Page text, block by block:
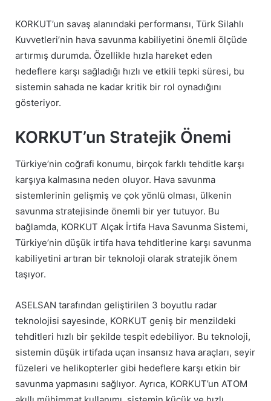
KORKUT’un savaş alanındaki performansı, Türk Silahlı
Kuvvetleri’nin hava savunma kabiliyetini önemli ölçüde
artırmış durumda. Özellikle hızla hareket eden
hedeflere karşı sağladığı hızlı ve etkili tepki süresi, bu
sistemin sahada ne kadar kritik bir rol oynadığını
gösteriyor.
KORKUT’un Stratejik Önemi
Türkiye’nin coğrafi konumu, birçok farklı tehditle karşı
karşıya kalmasına neden oluyor. Hava savunma
sistemlerinin gelişmiş ve çok yönlü olması, ülkenin
savunma stratejisinde önemli bir yer tutuyor. Bu
bağlamda, KORKUT Alçak İrtifa Hava Savunma Sistemi,
Türkiye’nin düşük irtifa hava tehditlerine karşı savunma
kabiliyetini artıran bir teknoloji olarak stratejik önem
taşıyor.
ASELSAN tarafından geliştirilen 3 boyutlu radar
teknolojisi sayesinde, KORKUT geniş bir menzildeki
tehditleri hızlı bir şekilde tespit edebiliyor. Bu teknoloji,
sistemin düşük irtifada uçan insansız hava araçları, seyir
füzeleri ve helikopterler gibi hedeflere karşı etkin bir
savunma yapmasını sağlıyor. Ayrıca, KORKUT’un ATOM